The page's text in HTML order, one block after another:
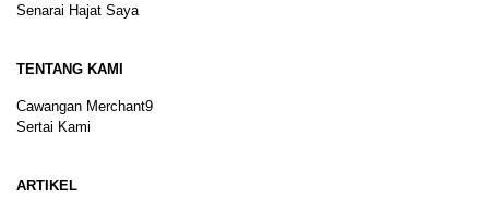
Senarai Hajat Saya
TENTANG KAMI
Cawangan Merchant9
Sertai Kami
ARTIKEL